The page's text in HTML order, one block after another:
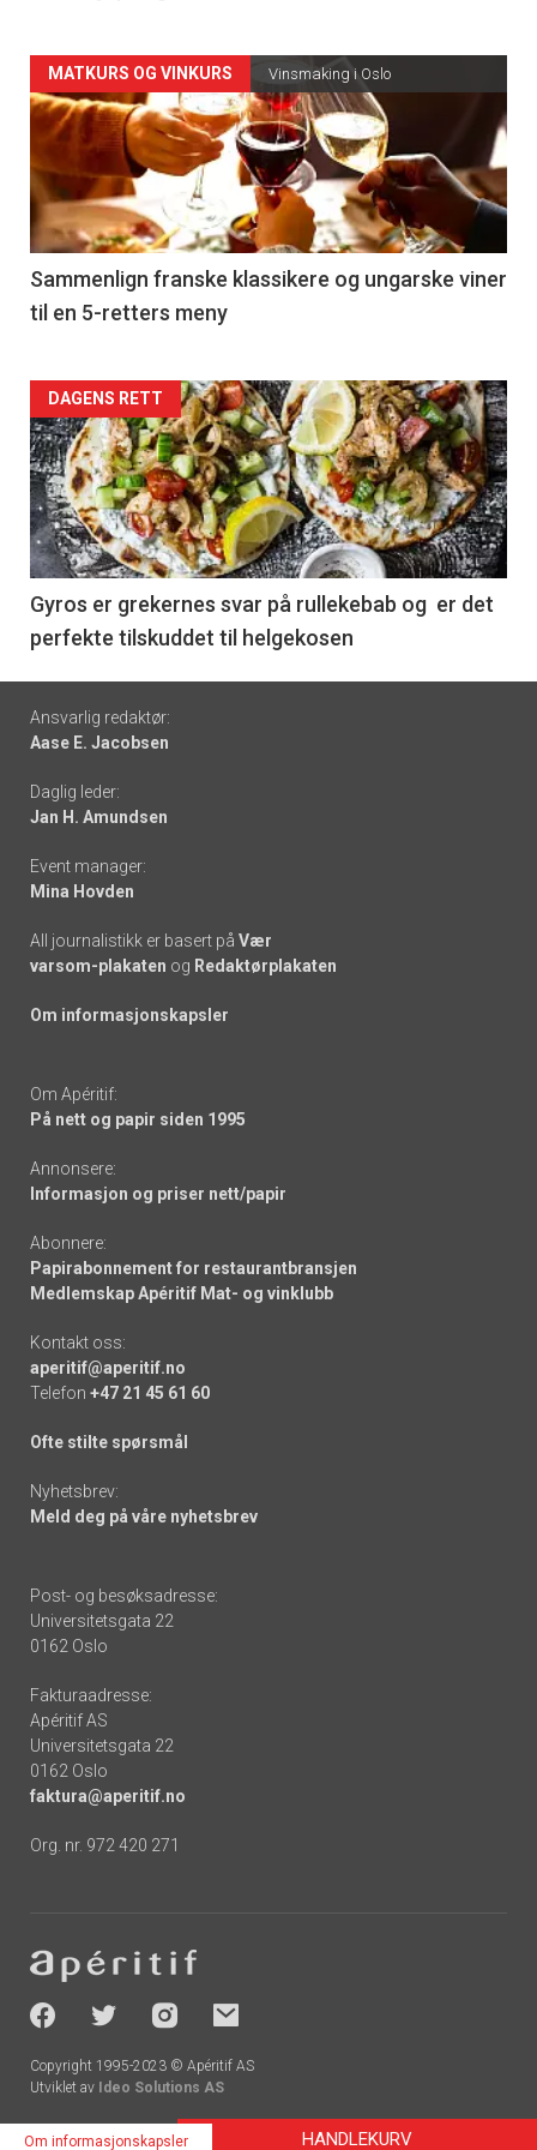
Forsiden
akkurat
nå
-
5
MATKURS OG VINKURS Vinsmaking i Oslo
Sammenlign franske klassikere og ungarske viner
til en 5-retters meny
Forsiden
akkurat
nå
-
6
DAGENS RETT
Gyros er grekernes svar på rullekebab og er det
perfekte tilskuddet til helgekosen
Footer
-
links
Ansvarlig redaktør:
Aase E. Jacobsen
Daglig leder:
Jan H. Amundsen
Event manager:
Mina Hovden
All journalistikk er basert på Vær
varsom-plakaten og Redaktørplakaten
Om informasjonskapsler
Om Apéritif:
På nett og papir siden 1995
Annonsere:
Informasjon og priser nett/papir
Abonnere:
Papirabonnement for restaurantbransjen
Medlemskap Apéritif Mat- og vinklubb
Kontakt oss:
aperitif@aperitif.no
Telefon +47 21 45 61 60
Ofte stilte spørsmål
Nyhetsbrev:
Meld deg på våre nyhetsbrev
Post- og besøksadresse:
Universitetsgata 22
0162 Oslo
Fakturaadresse:
Apéritif AS
Universitetsgata 22
0162 Oslo
faktura@aperitif.no
Org. nr. 972 420 271
-
socials
Copyright 1995-2023 © Apéritif AS
Utviklet av Ideo Solutions AS
HANDLEKURV
Om informasjonskapsler